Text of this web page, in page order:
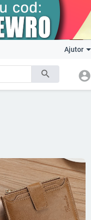
search
Ajutor
account_circle